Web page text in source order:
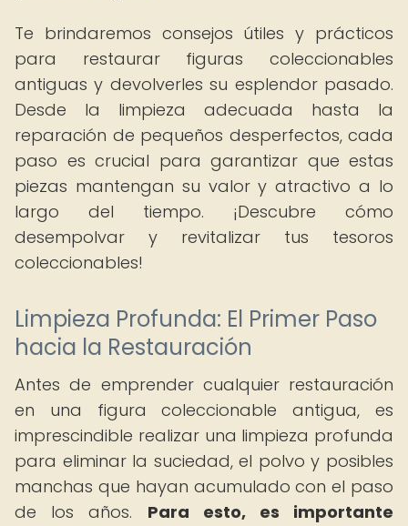
Te brindaremos consejos útiles y prácticos
para restaurar figuras coleccionables
antiguas y devolverles su esplendor pasado.
Desde la limpieza adecuada hasta la
reparación de pequeños desperfectos, cada
paso es crucial para garantizar que estas
piezas mantengan su valor y atractivo a lo
largo del tiempo. ¡Descubre cómo
desempolvar y revitalizar tus tesoros
coleccionables!
Limpieza Profunda: El Primer Paso
hacia la Restauración
Antes de emprender cualquier restauración
en una figura coleccionable antigua, es
imprescindible realizar una limpieza profunda
para eliminar la suciedad, el polvo y posibles
manchas que hayan acumulado con el paso
de los años. Para esto, es importante